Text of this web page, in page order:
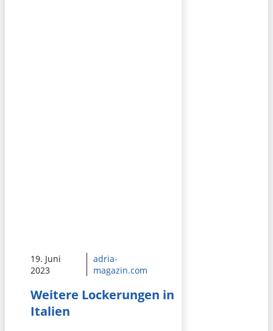
19. Juni
2023
adria-
magazin.com
Weitere Lockerungen in
Italien